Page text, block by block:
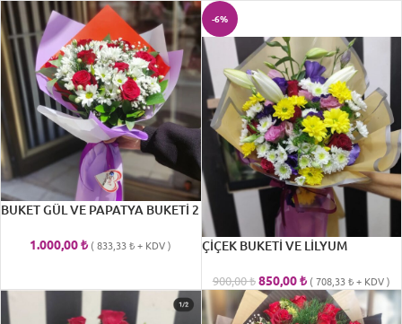
BUKET GÜL VE PAPATYA BUKETİ 2
1.000,00₺ (833,33₺+ KDV )
-6%
ÇİÇEK BUKETİ VE LİLYUM
900,00₺850,00₺ (708,33₺+ KDV )